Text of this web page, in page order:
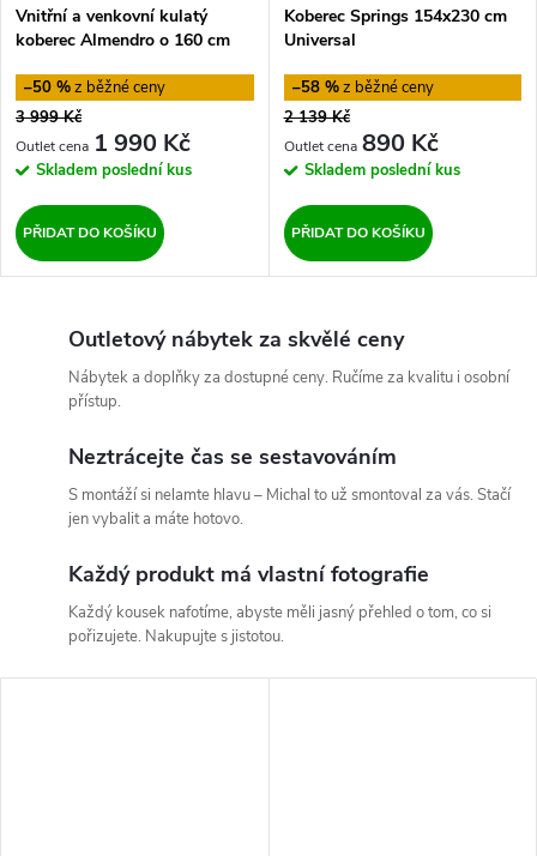
Vnitřní a venkovní kulatý
koberec Almendro o 160 cm
–50 %
3 999 Kč
1 990 Kč
Skladem poslední kus
PŘIDAT DO KOŠÍKU
Koberec Springs 154x230 cm
Universal
–58 %
2 139 Kč
890 Kč
Skladem poslední kus
PŘIDAT DO KOŠÍKU
Outletový nábytek za skvělé ceny
Nábytek a doplňky za dostupné ceny. Ručíme za kvalitu i osobní
přístup.
Neztrácejte čas se sestavováním
S montáží si nelamte hlavu – Michal to už smontoval za vás. Stačí
jen vybalit a máte hotovo.
Každý produkt má vlastní fotografie
Každý kousek nafotíme, abyste měli jasný přehled o tom, co si
pořizujete. Nakupujte s jistotou.